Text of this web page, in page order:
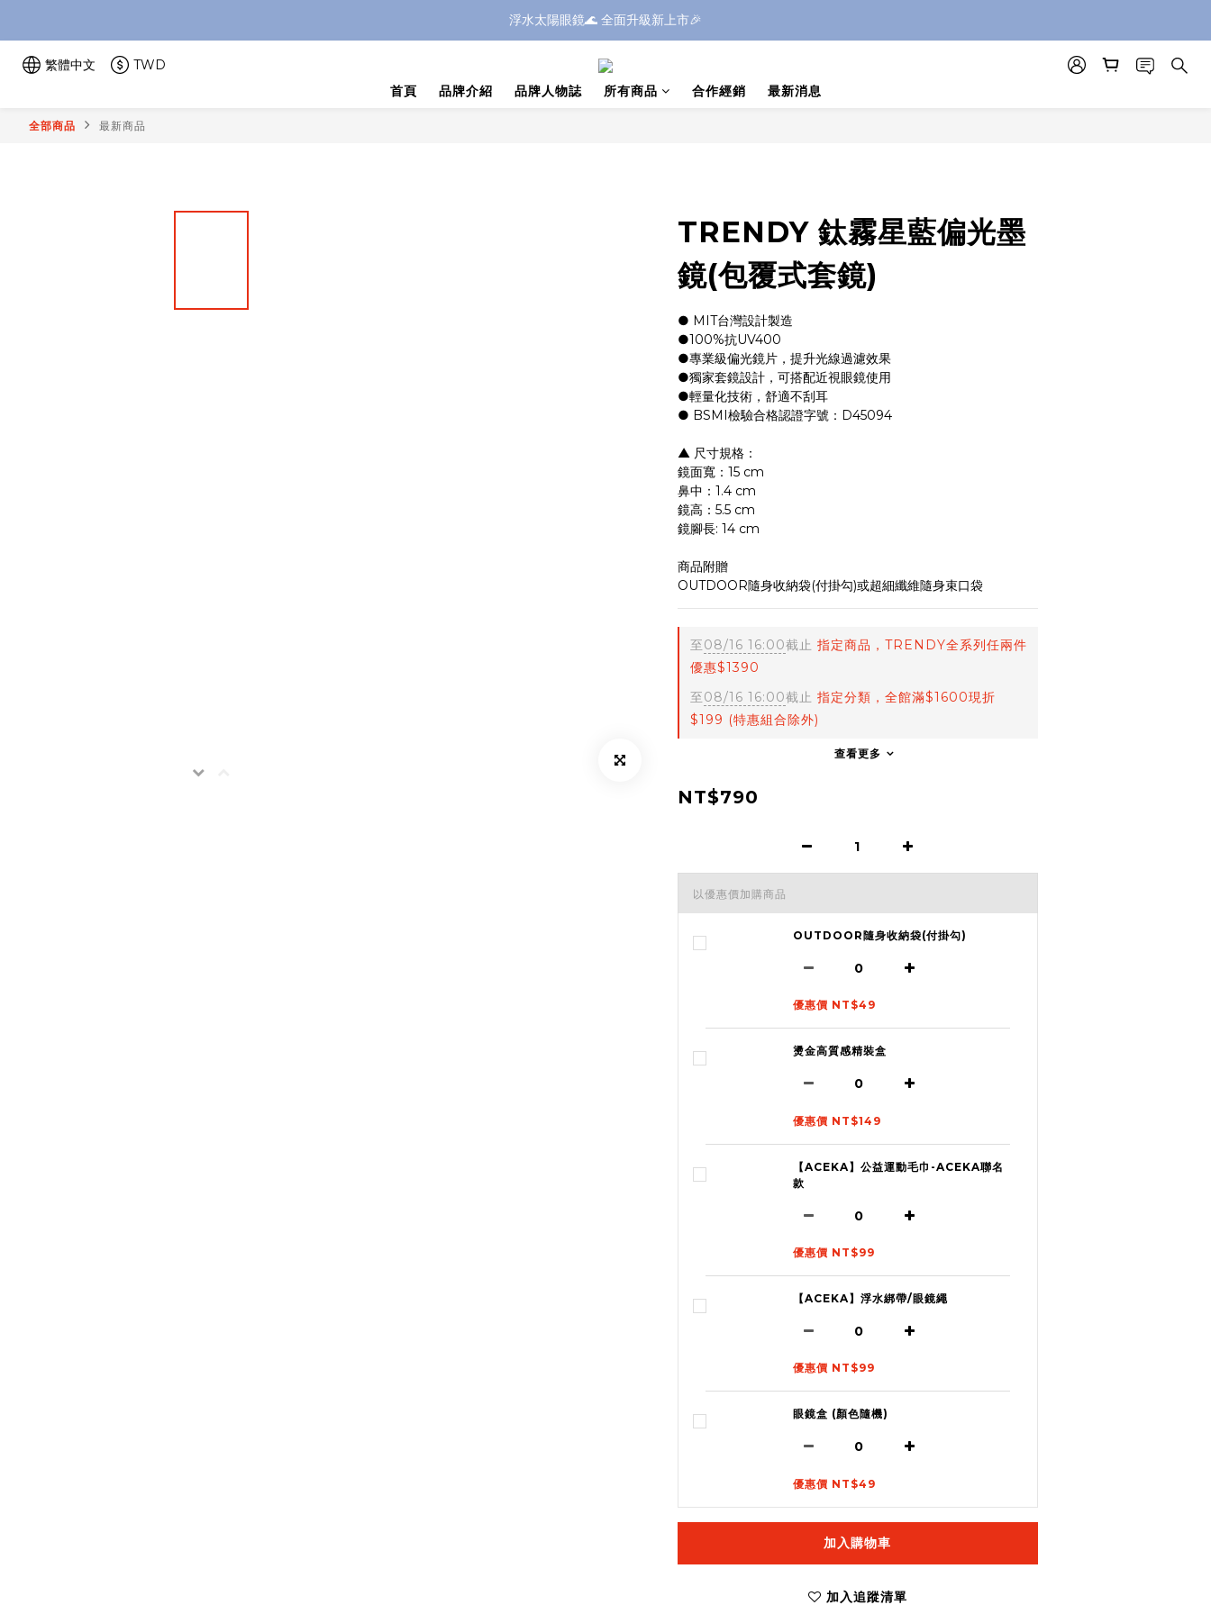
浮水太陽眼鏡🌊 全面升級新上市🎉
全館滿$1600現折$199✨滿額再享好禮✨全館滿$399享免運✨
⚠️SONIC系列部分商品，因包裝體積較大，如購買三個(含)以上｜送貨方式請選擇「新竹物流」
繁體中文
TWD
首頁
品牌介紹 品牌人物誌 所有商品 合作經銷 最新消息
全部商品 最新商品
TRENDY 鈦霧星藍偏光墨
鏡(包覆式套鏡)
● MIT台灣設計製造
●100%抗UV400
●專業級偏光鏡片，提升光線過濾效果
●獨家套鏡設計，可搭配近視眼鏡使用
●輕量化技術，舒適不刮耳
● BSMI檢驗合格認證字號：D45094
▲ 尺寸規格：
鏡面寬：15 cm
鼻中：1.4 cm
鏡高：5.5 cm
鏡腳長: 14 cm
商品附贈
OUTDOOR隨身收納袋(付掛勾)或超細纖維隨身束口袋
至08/16 16:00截止 指定商品，TRENDY全系列任兩件
優惠$1390
至08/16 16:00截止 指定分類，全館滿$1600現折
$199 (特惠組合除外)
查看更多
NT$790
以優惠價加購商品
OUTDOOR隨身收納袋(付掛勾)
優惠價 NT$49
燙金高質感精裝盒
優惠價 NT$149
【ACEKA】公益運動毛巾-ACEKA聯名
款
優惠價 NT$99
【ACEKA】浮水綁帶/眼鏡繩
優惠價 NT$99
眼鏡盒 (顏色隨機)
優惠價 NT$49
加入購物車
加入追蹤清單